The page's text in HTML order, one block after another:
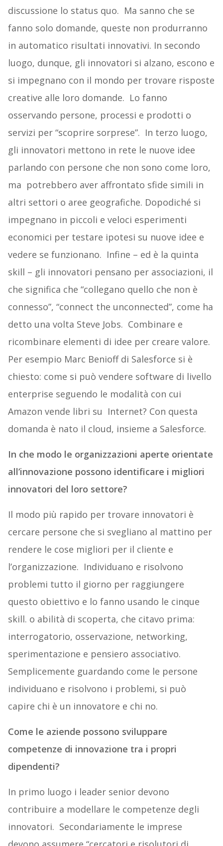
discussione lo status quo. Ma sanno che se
fanno solo domande, queste non produrranno
in automatico risultati innovativi. In secondo
luogo, dunque, gli innovatori si alzano, escono e
si impegnano con il mondo per trovare risposte
creative alle loro domande. Lo fanno
osservando persone, processi e prodotti o
servizi per “scoprire sorprese”. In terzo luogo,
gli innovatori mettono in rete le nuove idee
parlando con persone che non sono come loro,
ma potrebbero aver affrontato sfide simili in
altri settori o aree geografiche. Dopodiché si
impegnano in piccoli e veloci esperimenti
economici per testare ipotesi su nuove idee e
vedere se funzionano. Infine – ed è la quinta
skill – gli innovatori pensano per associazioni, il
che significa che “collegano quello che non è
connesso”, “connect the unconnected”, come ha
detto una volta Steve Jobs. Combinare e
ricombinare elementi di idee per creare valore.
Per esempio Marc Benioff di Salesforce si è
chiesto: come si può vendere software di livello
enterprise seguendo le modalità con cui
Amazon vende libri su Internet? Con questa
domanda è nato il cloud, insieme a Salesforce.
In che modo le organizzazioni aperte orientate
all’innovazione possono identificare i migliori
innovatori del loro settore?
Il modo più rapido per trovare innovatori è
cercare persone che si svegliano al mattino per
rendere le cose migliori per il cliente e
l’organizzazione. Individuano e risolvono
problemi tutto il giorno per raggiungere
questo obiettivo e lo fanno usando le cinque
skill. o abilità di scoperta, che citavo prima:
interrogatorio, osservazione, networking,
sperimentazione e pensiero associativo.
Semplicemente guardando come le persone
individuano e risolvono i problemi, si può
capire chi è un innovatore e chi no.
Come le aziende possono sviluppare
competenze di innovazione tra i propri
dipendenti?
In primo luogo i leader senior devono
contribuire a modellare le competenze degli
innovatori. Secondariamente le imprese